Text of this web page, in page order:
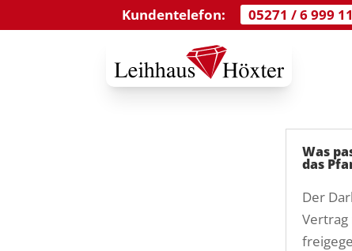
Kundentelefon: 05271 / 6 999
Was
das
Der
Vertrag